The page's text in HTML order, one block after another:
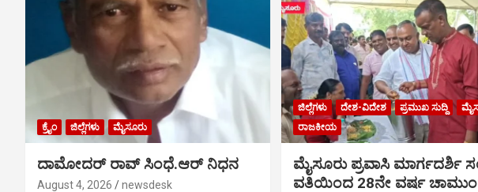
ಕ್ರೈಂ ಜಿಲ್ಲೆಗಳು ಮೈಸೂರು
ದಾಮೋದರ್ ರಾವ್ ಸಿಂಧೆ.ಆರ್ ನಿಧನ
August 4, 2026 newsdesk
ಜಿಲ್ಲೆಗಳು ದೇಶ-ವಿದೇಶ ಪ್ರಮುಖ ಸುದ್ದಿ
ರಾಜಕೀಯ
ಮೈಸೂರು ಪ್ರವಾಸಿ ಮಾರ್ಗದರ್ಶಿ
ವತಿಯಿಂದ 28ನೇ ವರ್ಷ